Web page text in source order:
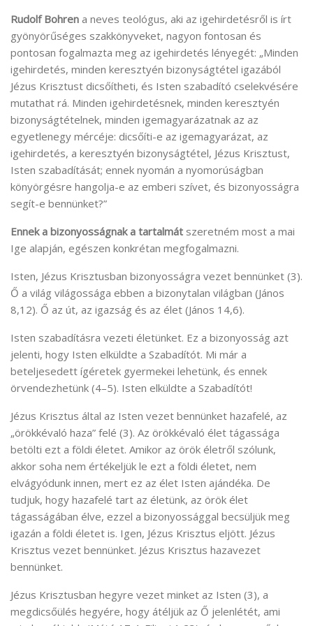
Rudolf Bohren a neves teológus, aki az igehirdetésről is írt
gyönyörűséges szakkönyveket, nagyon fontosan és
pontosan fogalmazta meg az igehirdetés lényegét: „Minden
igehirdetés, minden keresztyén bizonyságtétel igazából
Jézus Krisztust dicsőítheti, és Isten szabadító cselekvésére
mutathat rá. Minden igehirdetésnek, minden keresztyén
bizonyságtételnek, minden igemagyarázatnak az az
egyetlenegy mércéje: dicsőíti-e az igemagyarázat, az
igehirdetés, a keresztyén bizonyságtétel, Jézus Krisztust,
Isten szabadítását; ennek nyomán a nyomorúságban
könyörgésre hangolja-e az emberi szívet, és bizonyosságra
segít-e bennünket?”
Ennek a bizonyosságnak a tartalmát szeretném most a mai
Ige alapján, egészen konkrétan megfogalmazni.
Isten, Jézus Krisztusban bizonyosságra vezet bennünket (3).
Ő a világ világossága ebben a bizonytalan világban (János
8,12). Ő az út, az igazság és az élet (János 14,6).
Isten szabadításra vezeti életünket. Ez a bizonyosság azt
jelenti, hogy Isten elküldte a Szabadítót. Mi már a
beteljesedett ígéretek gyermekei lehetünk, és ennek
örvendezhetünk (4–5). Isten elküldte a Szabadítót!
Jézus Krisztus által az Isten vezet bennünket hazafelé, az
„örökkévaló haza” felé (3). Az örökkévaló élet tágassága
betölti ezt a földi életet. Amikor az örök életről szólunk,
akkor soha nem értékeljük le ezt a földi életet, nem
elvágyódunk innen, mert ez az élet Isten ajándéka. De
tudjuk, hogy hazafelé tart az életünk, az örök élet
tágasságában élve, ezzel a bizonyossággal becsüljük meg
igazán a földi életet is. Igen, Jézus Krisztus eljött. Jézus
Krisztus vezet bennünket. Jézus Krisztus hazavezet
bennünket.
Jézus Krisztusban hegyre vezet minket az Isten (3), a
megdicsőülés hegyére, hogy átéljük az Ő jelenlétét, ami